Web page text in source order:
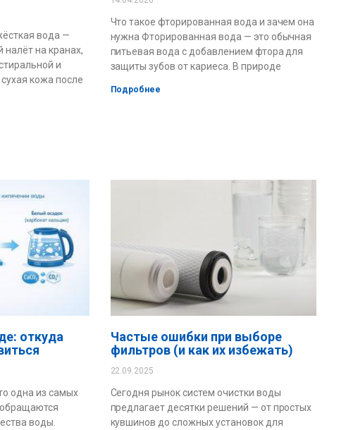
вода —
налёт на кранах,
и
кожа после
Что такое фторированная вода и зачем она
нужна Фторированная вода — это обычная
питьевая вода с добавлением фтора для
защиты зубов от кариеса. В природе
Подробнее
откуда
одна из самых
воды.
Частые ошибки при выборе
фильтров (и как их избежать)
22.09.2025
Сегодня рынок систем очистки воды
предлагает десятки решений — от простых
кувшинов до сложных установок для